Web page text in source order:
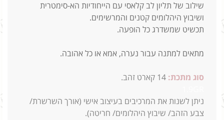
שילוב של תליון לב קלאסי עם הייחודיות הא-סימטרית
ושיבוץ היהלומים קטנים והמרשימים.
תכשיט שמשדרג כל הופעה.
מתאים למתנה עבור נערה, אמא או כל אהובה.
סוג מתכת: 14 קארט זהב.
ניתן לשנות את המרכיבים בעיצוב אישי (אורך השרשרת/
צבע הזהב/ שיבוץ היהלומים/ חריטה).